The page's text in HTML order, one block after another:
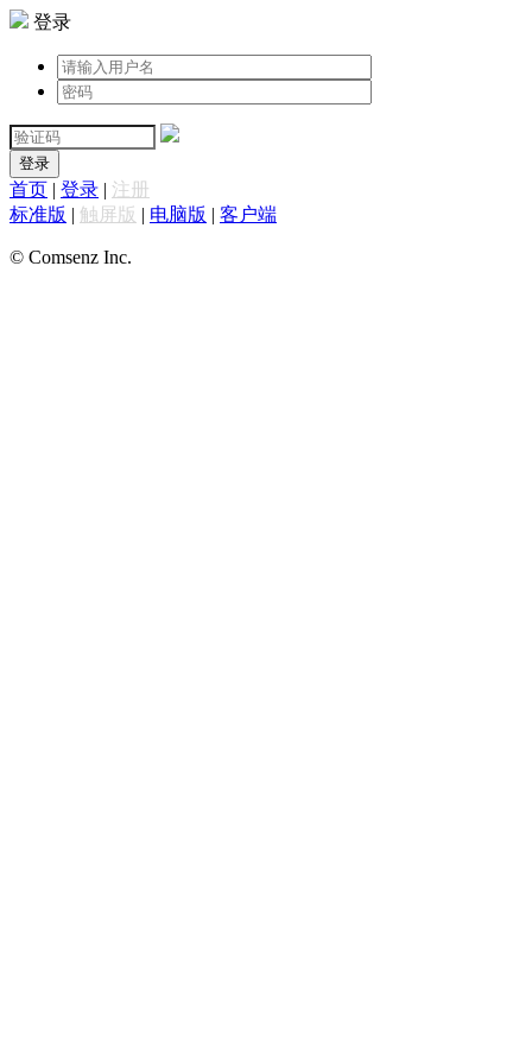
登录
登录
首页 | 登录 | 注册
标准版 | 触屏版 | 电脑版 | 客户端
© Comsenz Inc.